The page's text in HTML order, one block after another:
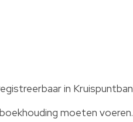
in
moeten voeren.